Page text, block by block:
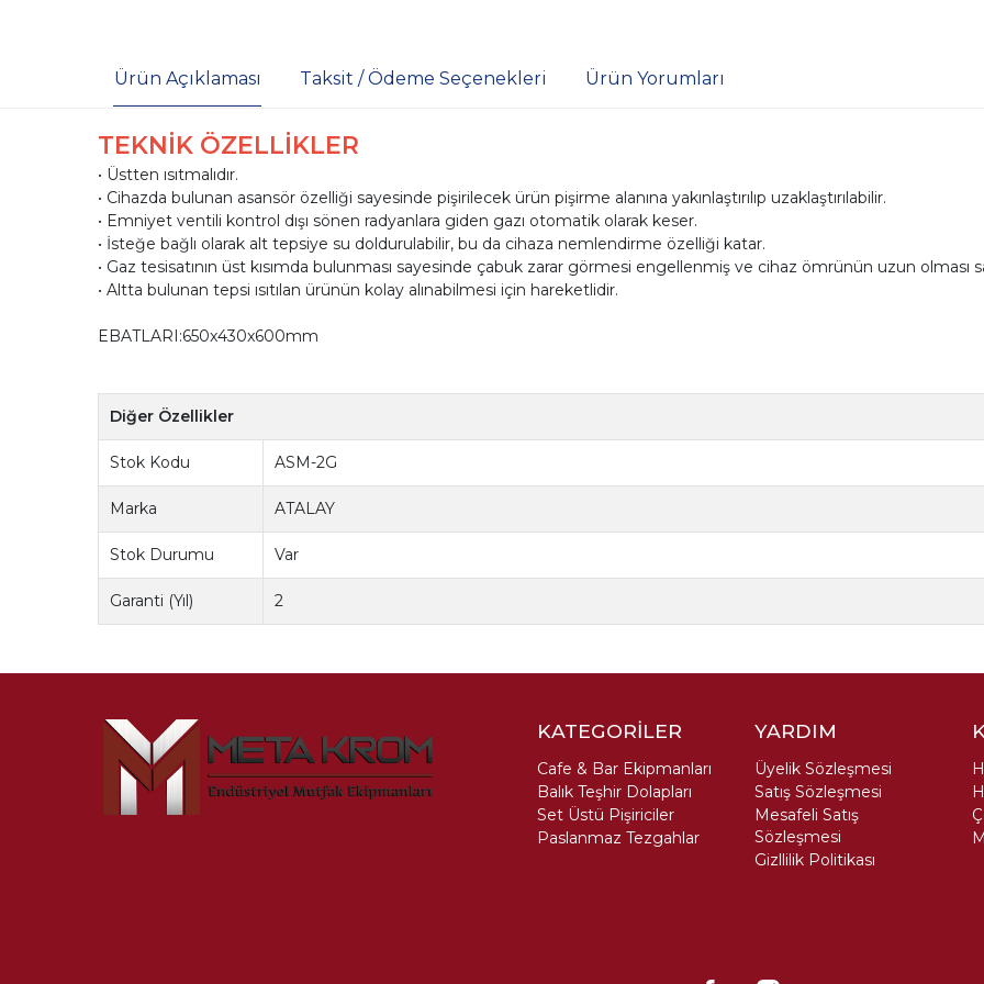
Ürün Açıklaması Taksit / Ödeme Seçenekleri Ürün Yorumları
TEKNİK ÖZELLİKLER
• Üstten ısıtmalıdır.
• Cihazda bulunan asansör özelliği sayesinde pişirilecek ürün pişirme alanına yakınlaştırılıp uzaklaştırılabilir.
• Emniyet ventili kontrol dışı sönen radyanlara giden gazı otomatik olarak keser.
• İsteğe bağlı olarak alt tepsiye su doldurulabilir, bu da cihaza nemlendirme özelliği katar.
• Gaz tesisatının üst kısımda bulunması sayesinde çabuk zarar görmesi engellenmiş ve cihaz ömrünün uzun olması
• Altta bulunan tepsi ısıtılan ürünün kolay alınabilmesi için hareketlidir.
EBATLARI:650x430x600mm
Diğer Özellikler
Stok Kodu ASM-2G
Marka ATALAY
Stok Durumu Var
Garanti (Yıl) 2
KATEGORİLER
Cafe & Bar Ekipmanları
Balık Teşhir Dolapları
Set Üstü Pişiriciler
Paslanmaz Tezgahlar
YARDIM
Üyelik Sözleşmesi
Satış Sözleşmesi
Mesafeli Satış
Sözleşmesi
Gizllilik Politikası